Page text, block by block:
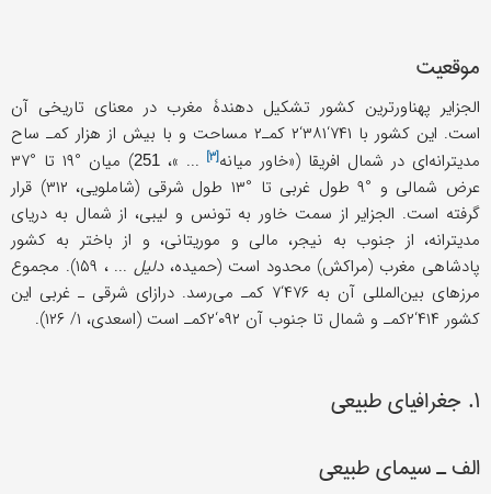
موقعیت
الجزایر پهناورترین كشور تشكیل دهندۀ مغرب در معنای تاریخی آن
است. این کشور با ۷۴۱‘۳۸۱‘۲ کمـ۲ مساحت و با بیش از هزار کمـ ساح
مدیترانه‌ای در شمال افریقا («خاور میانه[۳] ... »،251
) میان °۱۹ تا °۳۷
عرض شمالی و °۹ طول غربی تا °۱۳ طول شرقی (شاملویی، ۳۱۲) قرار
گرفته است. الجزایر از سمت خاور به تونس و لیبی، از شمال به دریای
مدیترانه، از جنوب به نیجر، مالی و موریتانی، و از باختر به كشور
پادشاهی مغرب (مراكش) محدود است (حمیده،دلیل
... ، ۱۵۹). مجموع
مرزهای بین‌المللی آن به ۴۷۶‘۷ كمـ می‌رسد. درازای شرقی ـ غربی این
كشور ۴۱۴‘۲كمـ و شمال تا جنوب آن ۰۹۲‘۲كمـ است (اسعدی، ۱/ ۱۲۶).
۱. جغرافیای طبیعی
الف ـ سیمای طبیعی